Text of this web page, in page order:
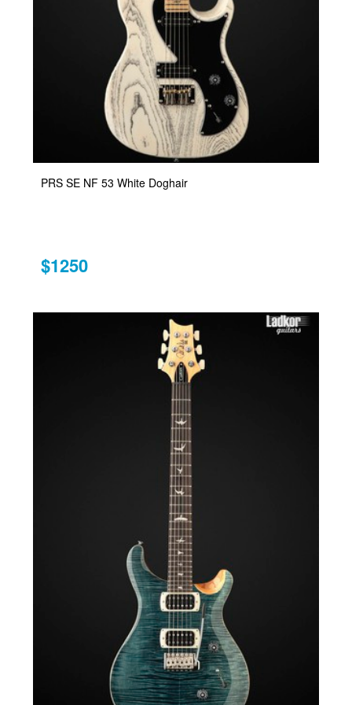
PRS SE NF 53 White Doghair
$1250